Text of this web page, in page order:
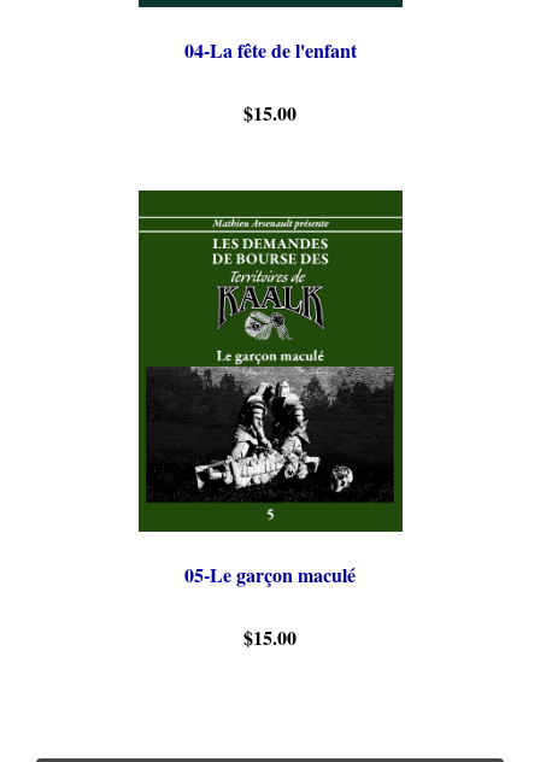
04-La fête de l'enfant
$15.00
05-Le garçon maculé
$15.00